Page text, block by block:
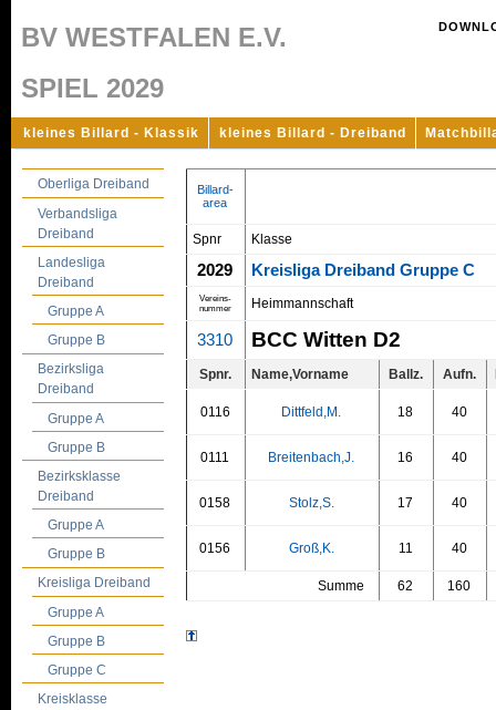
BV WESTFALEN E.V.
SPIEL 2029
kleines Billard - Klassik kleines Billard - Dreiband
Oberliga Dreiband
Verbandsliga
Dreiband
Landesliga
Dreiband
Gruppe A
Gruppe B
Bezirksliga
Dreiband
Gruppe A
Gruppe B
Bezirksklasse
Dreiband
Gruppe A
Gruppe B
Kreisliga Dreiband
Gruppe A
Gruppe B
Gruppe C
Kreisklasse
Billard-
area
Spnr Klasse
2029 Kreisliga Dreiband Gruppe C
Vereins-
nummer
Heimmannschaft
3310 BCC Witten D2
Spnr. Name,Vorname Ballz. Aufn.
0116 Dittfeld,M. 18 40
0111 Breitenbach,J. 16 40
0158 Stolz,S. 17 40
0156 Groß,K. 11 40
Summe 62 160